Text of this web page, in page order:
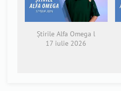
Știrile Alfa Omega l
17 iulie 2026